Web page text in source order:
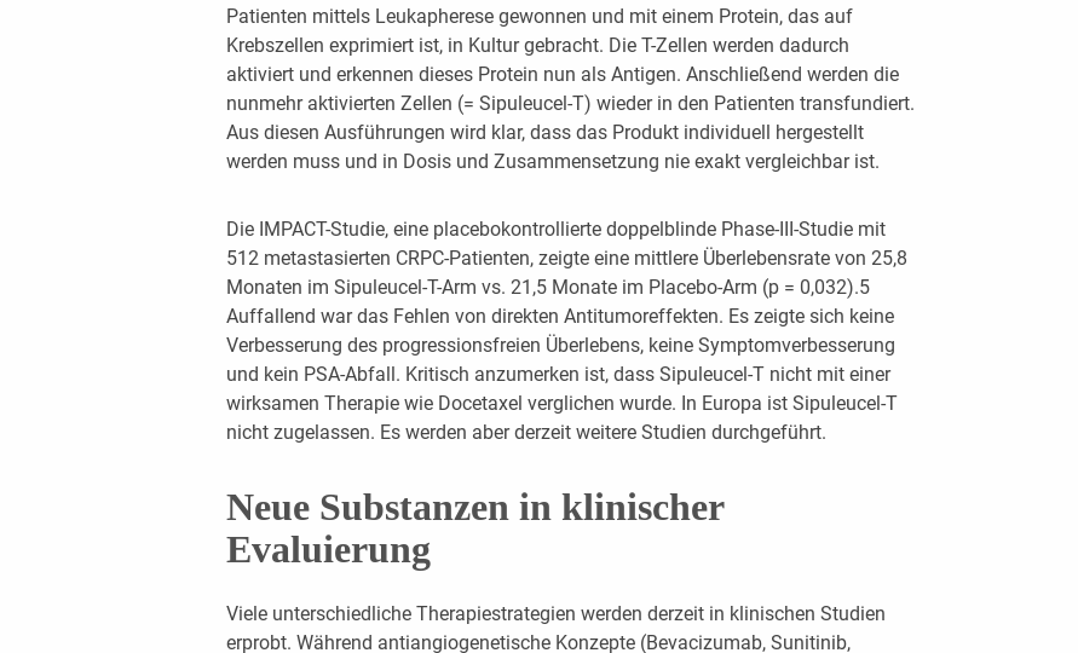
Patienten mittels Leukapherese gewonnen und mit einem Protein, das auf
Krebszellen exprimiert ist, in Kultur gebracht. Die T-Zellen werden dadurch
aktiviert und erkennen dieses Protein nun als Antigen. Anschließend werden die
nunmehr aktivierten Zellen (= Sipuleucel-T) wieder in den Patienten transfundiert.
Aus diesen Ausführungen wird klar, dass das Produkt individuell hergestellt
werden muss und in Dosis und Zusammensetzung nie exakt vergleichbar ist.
Die IMPACT-Studie, eine placebokontrollierte doppelblinde Phase-III-Studie mit
512 metastasierten CRPC-Patienten, zeigte eine mittlere Überlebensrate von 25,8
Monaten im Sipuleucel-T-Arm vs. 21,5 Monate im Placebo-Arm (p = 0,032).5
Auffallend war das Fehlen von direkten Antitumoreffekten. Es zeigte sich keine
Verbesserung des progressionsfreien Überlebens, keine Symptomverbesserung
und kein PSA-Abfall. Kritisch anzumerken ist, dass Sipuleucel-T nicht mit einer
wirksamen Therapie wie Docetaxel verglichen wurde. In Europa ist Sipuleucel-T
nicht zugelassen. Es werden aber derzeit weitere Studien durchgeführt.
Neue Substanzen in klinischer
Evaluierung
Viele unterschiedliche Therapiestrategien werden derzeit in klinischen Studien
erprobt. Während antiangiogenetische Konzepte (Bevacizumab, Sunitinib,